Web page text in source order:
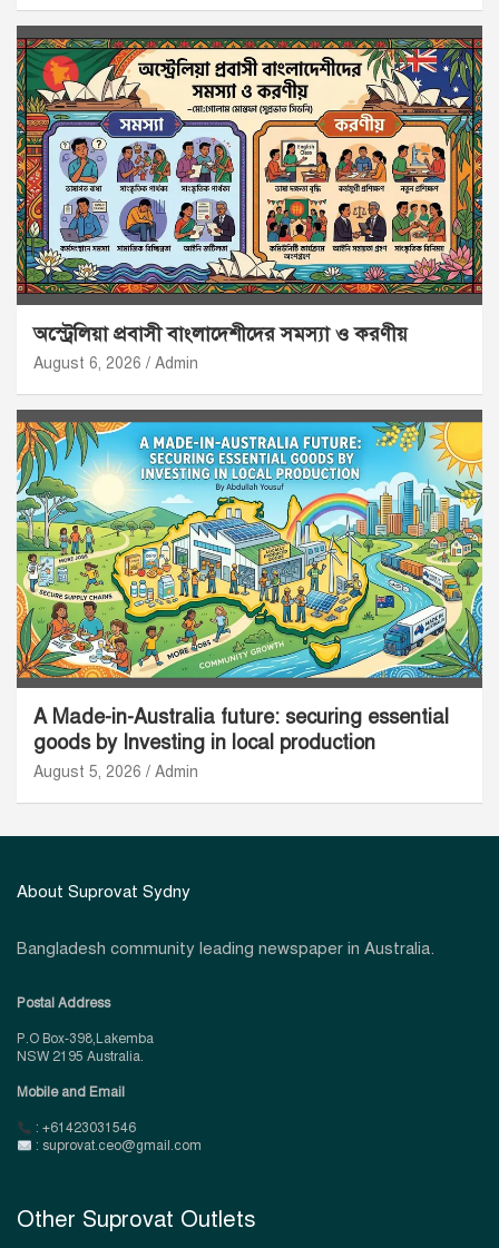
অস্ট্রেলিয়া প্রবাসী বাংলাদেশীদের সমস্যা ও করণীয়
August 6, 2026 Admin
A Made-in-Australia future: securing essential
goods by Investing in local production
August 5, 2026 Admin
About Suprovat Sydny
Bangladesh community leading newspaper in Australia.
Postal Address
P.O Box-398,Lakemba
NSW 2195 Australia.
Mobile and Email
: +61423031546
: suprovat.ceo@gmail.com
Other Suprovat Outlets